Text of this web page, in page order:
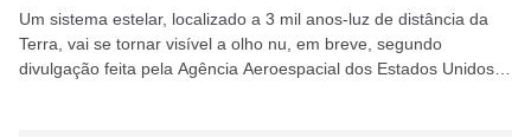
Um sistema estelar, localizado a 3 mil anos-luz de distância da
Terra, vai se tornar visível a olho nu, em breve, segundo
divulgação feita pela Agência Aeroespacial dos Estados Unidos